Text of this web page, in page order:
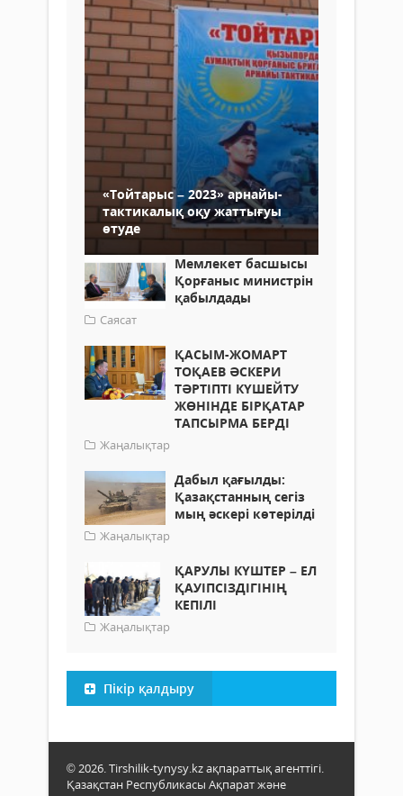
«Тойтарыс – 2023» арнайы-
тактикалық оқу жаттығуы
өтуде
Мемлекет басшысы
Қорғаныс министрін
қабылдады
Саясат
ҚАСЫМ-ЖОМАРТ
ТОҚАЕВ ӘСКЕРИ
ТӘРТІПТІ КҮШЕЙТУ
ЖӨНІНДЕ БІРҚАТАР
ТАПСЫРМА БЕРДІ
Жаңалықтар
Дабыл қағылды:
Қазақстанның сегіз
мың әскері көтерілді
Жаңалықтар
ҚАРУЛЫ КҮШТЕР – ЕЛ
ҚАУІПСІЗДІГІНІҢ
КЕПІЛІ
Жаңалықтар
Пікір қалдыру
© 2026. Tirshilik-tynysy.kz ақпараттық агенттігі.
Қазақстан Республикасы Ақпарат және